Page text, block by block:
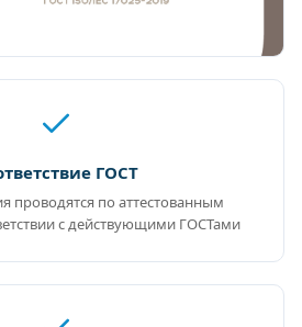
ГОСТ
проводятся по аттестованным
с действующими ГОСТами